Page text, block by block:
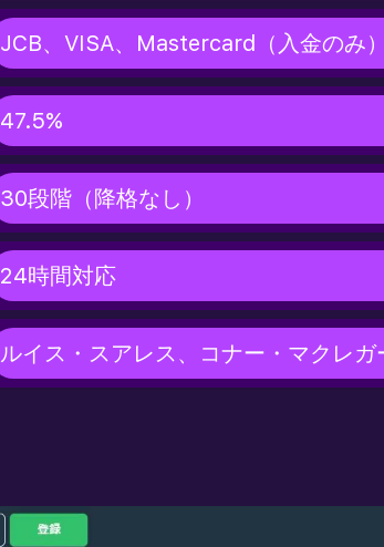
JCB、VISA、Mastercard（入金のみ）
47.5%
30段階（降格なし）
24時間対応
ルイス・スアレス、コナー・マクレガ